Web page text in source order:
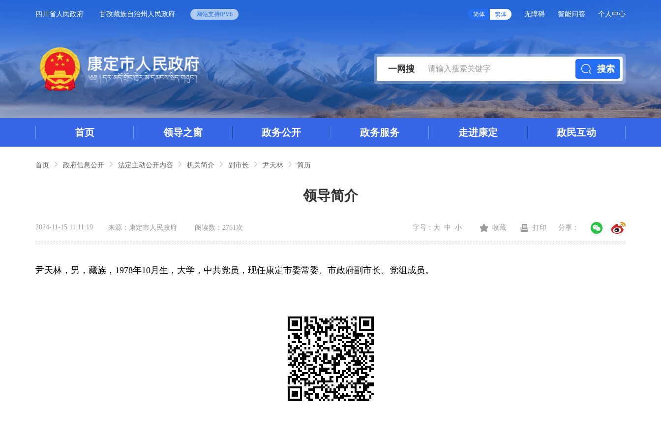
四川省人民政府 甘孜藏族自治州人民政府 网站支持IPV6 简体 繁体 无障碍 智能问答 个人中心
一网搜 搜索
首页 领导之窗 政务公开 政务服务 走进康定 政民互动
首页 政府信息公开 法定主动公开内容 机关简介 副市长 尹天林 简历
领导简介
2024-11-15 11:11:19 来源： 康定市人民政府 阅读数： 2761次 字号： 大 中 小 收藏 打印 分享：
尹天林，男，藏族，1978年10月生，大学，中共党员，现任康定市委常委、市政府副市长、党组成员 。